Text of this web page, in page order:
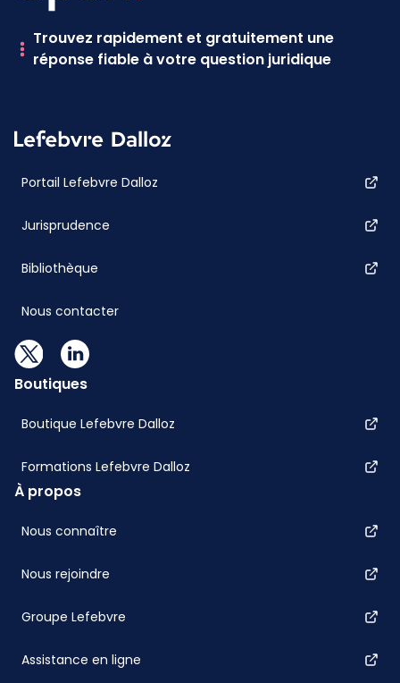
Trouvez rapidement et gratuitement une
réponse fiable à votre question juridique
Portail Lefebvre Dalloz
Jurisprudence
Bibliothèque
Nous contacter
Boutiques
Boutique Lefebvre Dalloz
Formations Lefebvre Dalloz
À propos
Nous connaître
Nous rejoindre
Groupe Lefebvre
Assistance en ligne